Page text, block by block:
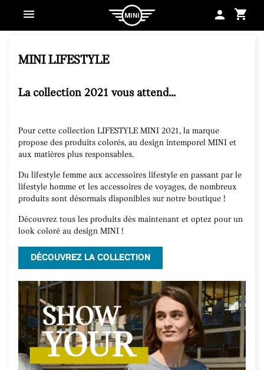
shopping_cart
person
MINI LIFESTYLE
La collection 2021 vous attend...
Pour cette collection LIFESTYLE MINI 2021, la marque
propose des produits colorés, au design intemporel MINI et
aux matières plus responsables.
Du lifestyle femme aux accessoires lifestyle en passant par le
lifestyle homme et les accessoires de voyages, de nombreux
produits sont désormais disponibles sur notre boutique !
Découvrez tous les produits dès maintenant et optez pour un
look coloré au design MINI !
DÉCOUVREZ LA COLLECTION